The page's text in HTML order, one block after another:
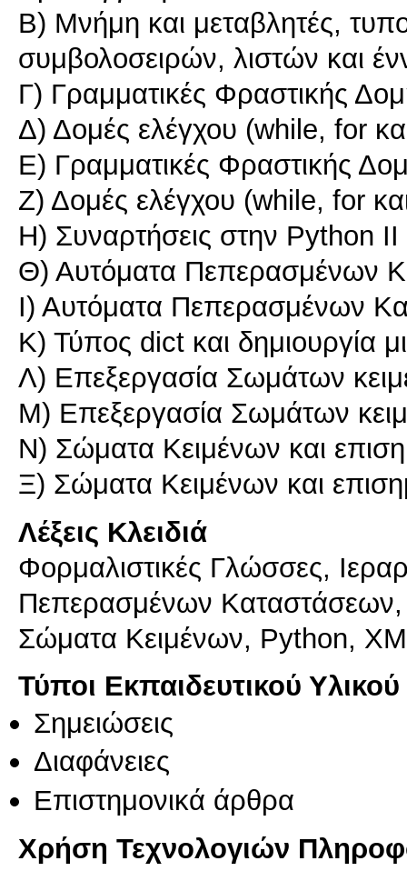
Β) Μνήμη και μεταβλητές,
συμβολοσειρών, λιστών και
Γ) Γραμματικές Φραστικής
Δ) Δομές ελέγχου (while, for
Ε) Γραμματικές Φραστικής
Ζ) Δομές ελέγχου (while, for
Η) Συναρτήσεις στην Python ΙΙ
Θ) Αυτόματα Πεπερασμένων
Ι) Αυτόματα Πεπερασμένων
Κ) Τύπος dict και δημιουργία
Λ) Επεξεργασία Σωμάτων
Μ) Επεξεργασία Σωμάτων
Ν) Σώματα Κειμένων και
Ξ) Σώματα Κειμένων και
Λέξεις Κλειδιά
Φορμαλιστικές Γλώσσες,
Πεπερασμένων Καταστάσεων,
Σώματα Κειμένων, Python,
Τύποι Εκπαιδευτικού Υλικού
Σημειώσεις
Διαφάνειες
Επιστημονικά άρθρα
Χρήση Τεχνολογιών